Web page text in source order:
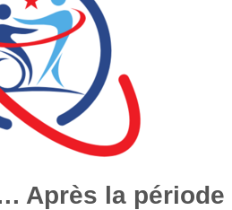
Après la période